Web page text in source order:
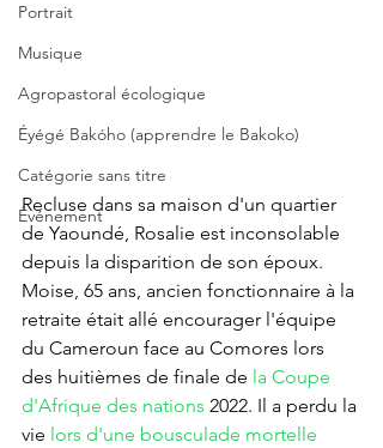
Portrait
Musique
Agropastoral écologique
Éyégé Bakóho (apprendre le Bakoko)
Catégorie sans titre
Événement
Recluse dans sa maison d'un quartier
de Yaoundé, Rosalie est inconsolable
depuis la disparition de son époux.
Moise, 65 ans, ancien fonctionnaire à la
retraite était allé encourager l'équipe
du Cameroun face au Comores lors
des huitièmes de finale de la Coupe
d'Afrique des nations 2022. Il a perdu la
vie lors d'une bousculade mortelle